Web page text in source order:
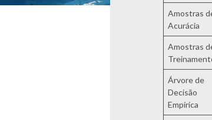
Amostras
Acurácia
Amostras
Árvore de
Decisão
Empírica